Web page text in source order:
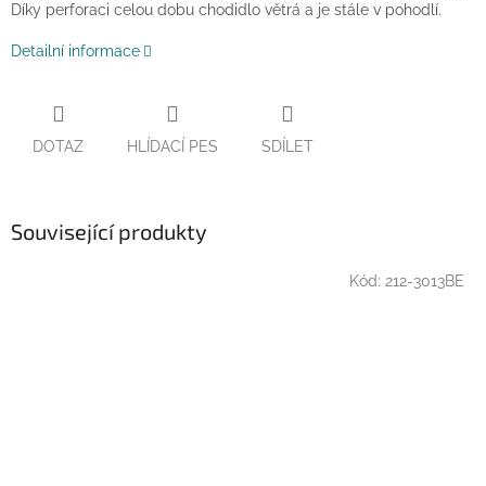
Díky perforaci celou dobu chodidlo větrá a je stále v pohodlí.
Detailní informace
DOTAZ HLÍDACÍ PES SDÍLET
Související produkty
Kód: 212-3013BE